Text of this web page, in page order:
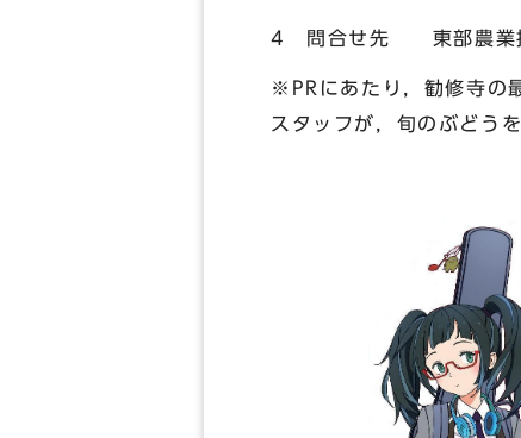
4 問合せ先 東部農業振
※PRにあたり，勧修寺の
スタッフが，旬のぶどう